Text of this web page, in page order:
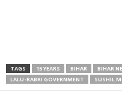
TAGS 15 YEARS BIHAR BIHAR
LALU-RABRI GOVERNMENT
SUSHIL